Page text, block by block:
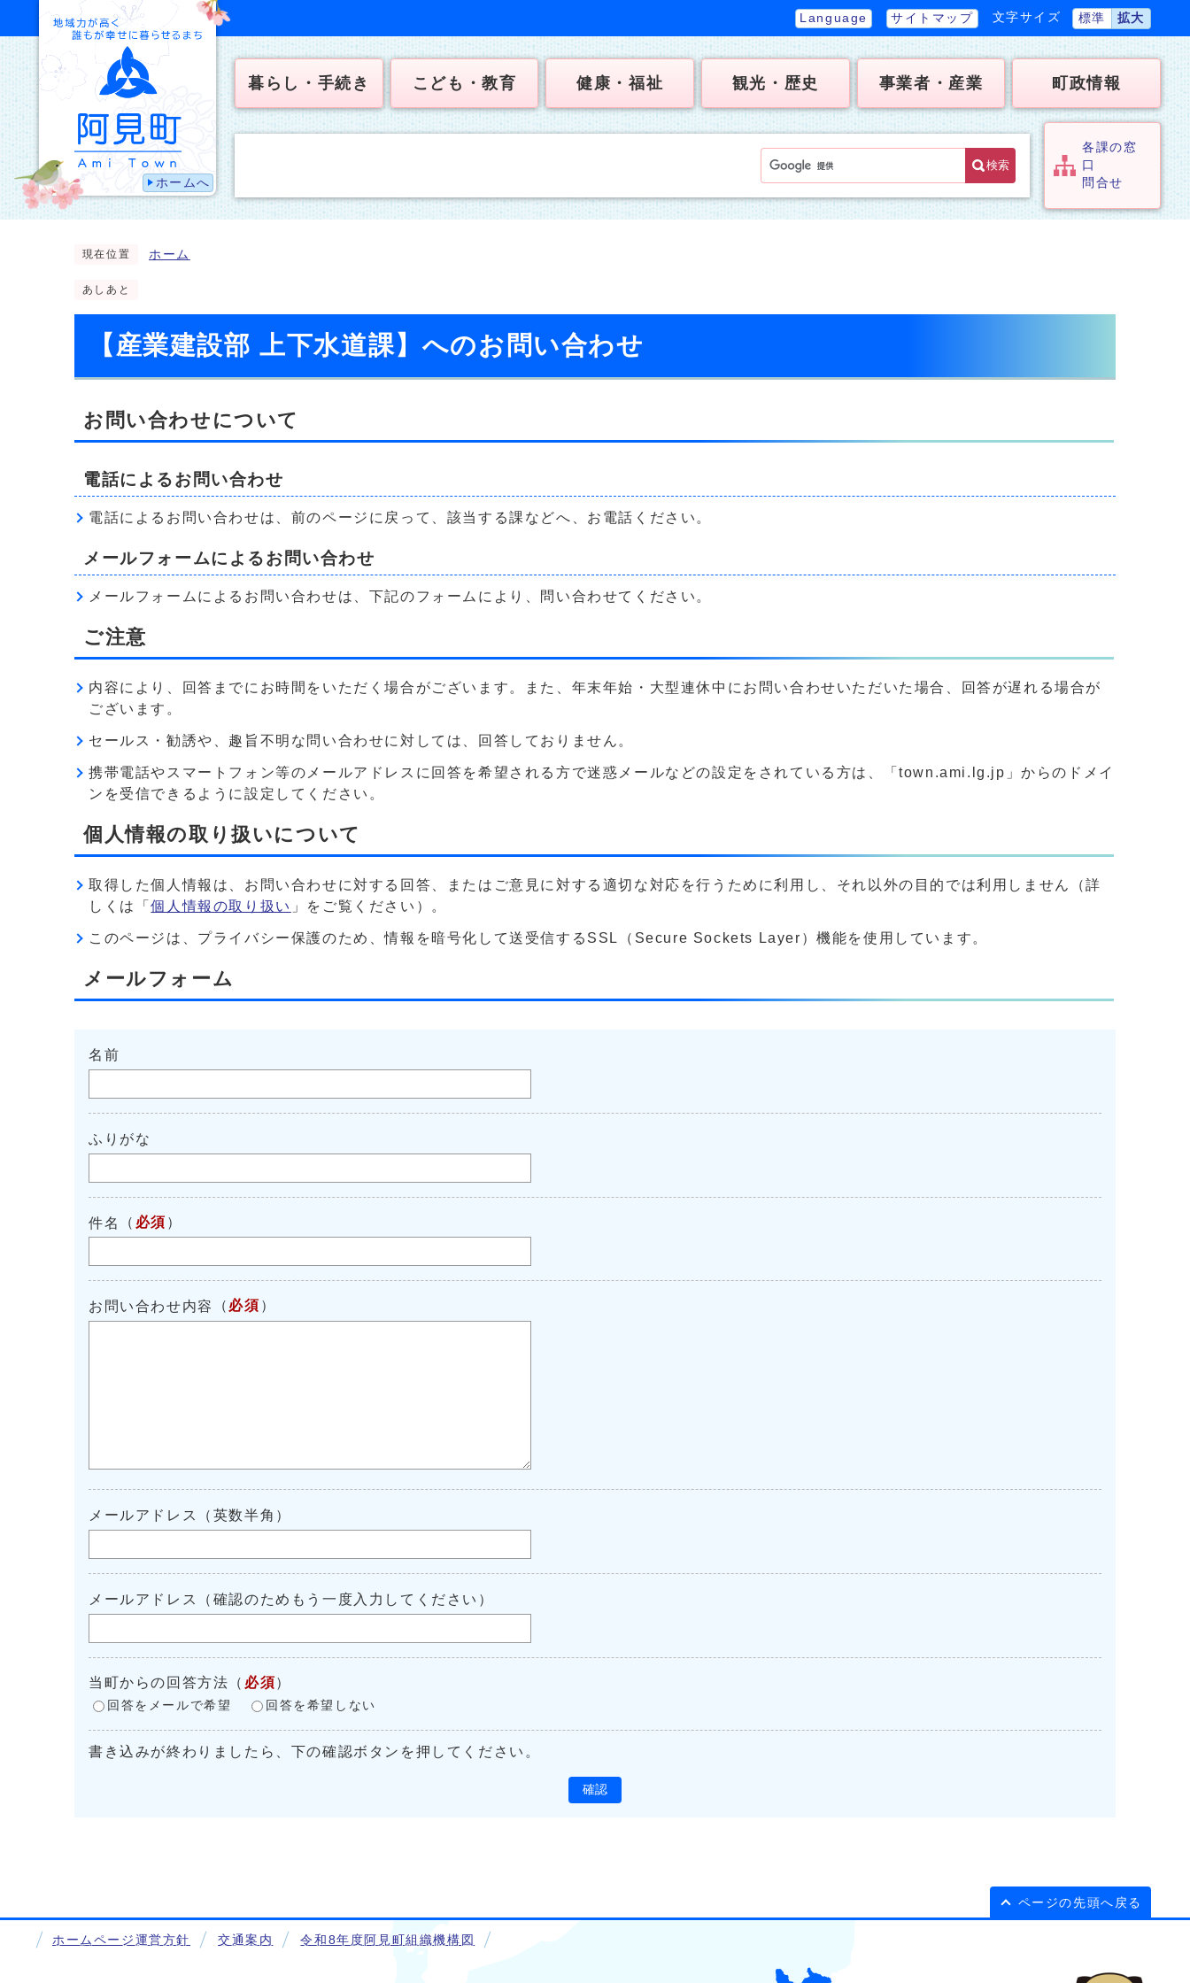
ホームへ
Language サイトマップ 文字サイズ 標準 拡大
暮らし・手続き こども・教育 健康・福祉 観光・歴史 事業者・産業 町政情報
検索
各課の窓
口
問合せ
現在位置 ホーム
あしあと
【産業建設部 上下水道課】へのお問い合わせ
お問い合わせについて
電話によるお問い合わせ
電話によるお問い合わせは、前のページに戻って、該当する課などへ、お電話ください。
メールフォームによるお問い合わせ
メールフォームによるお問い合わせは、下記のフォームにより、問い合わせてください。
ご注意
内容により、回答までにお時間をいただく場合がございます。また、年末年始・大型連休中にお問い合わせいただいた場合、回答が遅れる場合が
ございます。
セールス・勧誘や、趣旨不明な問い合わせに対しては、回答しておりません。
携帯電話やスマートフォン等のメールアドレスに回答を希望される方で迷惑メールなどの設定をされている方は、「town.ami.lg.jp」からのドメイ
ンを受信できるように設定してください。
個人情報の取り扱いについて
取得した個人情報は、お問い合わせに対する回答、またはご意見に対する適切な対応を行うために利用し、それ以外の目的では利用しません（詳
しくは「個人情報の取り扱い 」をご覧ください）。
このページは、プライバシー保護のため、情報を暗号化して送受信するSSL（Secure Sockets Layer）機能を使用しています。
メールフォーム
名前
ふりがな
件名 （ 必須 ）
お問い合わせ内容 （ 必須 ）
メールアドレス（英数半角）
メールアドレス（確認のためもう一度入力してください）
当町からの回答方法 （ 必須）
回答をメールで希望 回答を希望しない
書き込みが終わりましたら、下の確認ボタンを押してください。
確認
ページの先頭へ戻る
ホームページ運営方針 交通案内 令和8年度阿見町組織機構図